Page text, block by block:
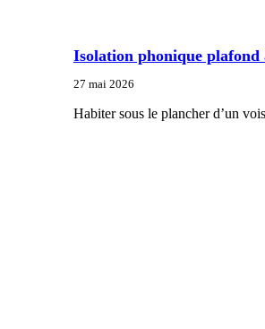
Isolation phonique plafond
27 mai 2026
Habiter sous le plancher d’un